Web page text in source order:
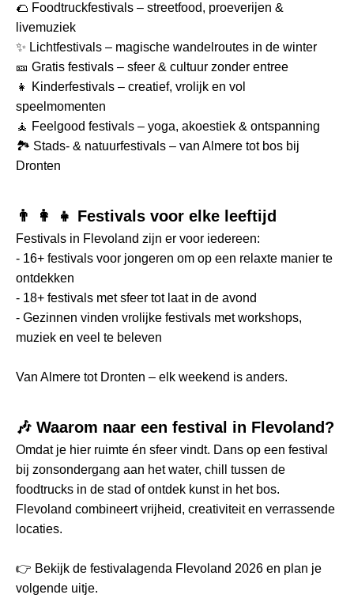
🌮 Foodtruckfestivals – streetfood, proeverijen &
livemuziek
✨ Lichtfestivals – magische wandelroutes in de winter
🎫 Gratis festivals – sfeer & cultuur zonder entree
👧 Kinderfestivals – creatief, vrolijk en vol
speelmomenten
🧘 Feelgood festivals – yoga, akoestiek & ontspanning
🏞️ Stads- & natuurfestivals – van Almere tot bos bij
Dronten
👨 👩 👧 Festivals voor elke leeftijd
Festivals in Flevoland zijn er voor iedereen:
- 16+ festivals voor jongeren om op een relaxte manier te
ontdekken
- 18+ festivals met sfeer tot laat in de avond
- Gezinnen vinden vrolijke festivals met workshops,
muziek en veel te beleven
Van Almere tot Dronten – elk weekend is anders.
🎶 Waarom naar een festival in Flevoland?
Omdat je hier ruimte én sfeer vindt. Dans op een festival
bij zonsondergang aan het water, chill tussen de
foodtrucks in de stad of ontdek kunst in het bos.
Flevoland combineert vrijheid, creativiteit en verrassende
locaties.
👉 Bekijk de festivalagenda Flevoland 2026 en plan je
volgende uitje.